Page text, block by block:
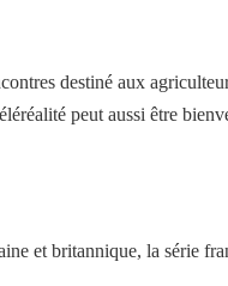
destiné aux
peut aussi être
et britannique, la série